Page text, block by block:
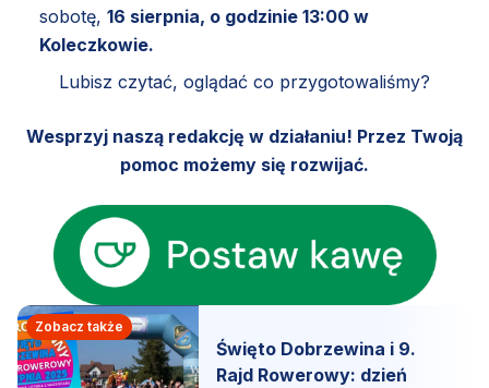
sobotę, 16 sierpnia, o godzinie 13:00 w
Koleczkowie.
Lubisz czytać, oglądać co przygotowaliśmy?
Wesprzyj naszą redakcję w działaniu! Przez Twoją
pomoc możemy się rozwijać.
Zobacz także
Święto Dobrzewina i 9.
Rajd Rowerowy: dzień